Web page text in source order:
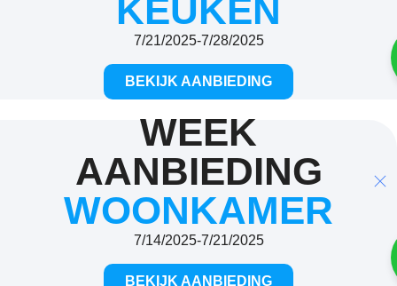
KEUKEN
7/21/2025-7/28/2025
BEKIJK AANBIEDING
WEEK
AANBIEDING
WOONKAMER
7/14/2025-7/21/2025
BEKIJK AANBIEDING